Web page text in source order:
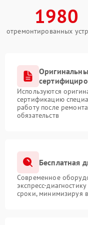
1980
отремонтированных
Используются
сертификацию
работу после
обязательств
Бесплатная
Современное
экспресс-
сроки, минимизируя